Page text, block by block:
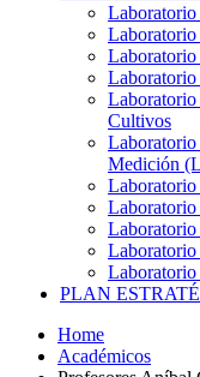
Laboratorio
Laboratorio
Laboratorio
Cultivos
Laboratorio
Medición
Laboratorio
Laboratorio
PLAN
Home
Académicos